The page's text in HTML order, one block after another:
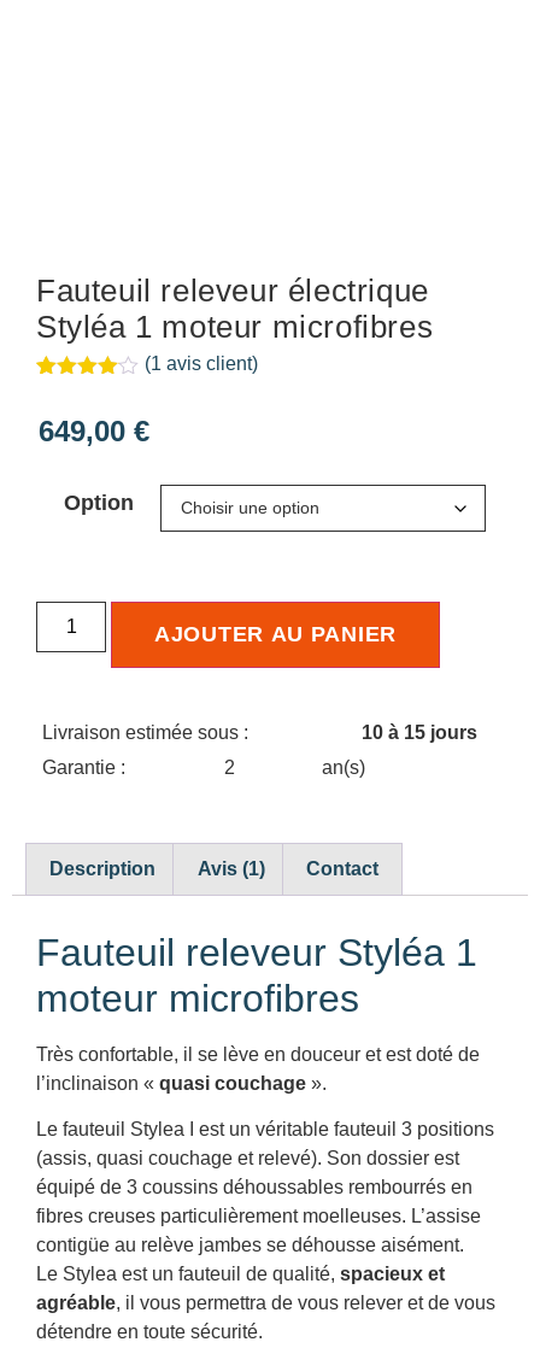
Fauteuil releveur électrique
Styléa 1 moteur microfibres
basé
(1 avis client)
649,00 €
Option
AJOUTER AU PANIER
Livraison estimée sous :
10 à 15 jours
Garantie :
2 an(s)
Description Avis (1) Contact
Fauteuil releveur Styléa 1
moteur microfibres
Très confortable, il se lève en douceur et est doté de
l’inclinaison « quasi couchage ».
Le fauteuil Stylea I est un véritable fauteuil 3 positions
(assis, quasi couchage et relevé). Son dossier est
équipé de 3 coussins déhoussables rembourrés en
fibres creuses particulièrement moelleuses. L’assise
contigüe au relève jambes se déhousse aisément.
Le Stylea est un fauteuil de qualité, spacieux et
agréable, il vous permettra de vous relever et de vous
détendre en toute sécurité.